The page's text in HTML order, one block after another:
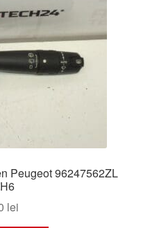
Peugeot 96247562ZL
lei